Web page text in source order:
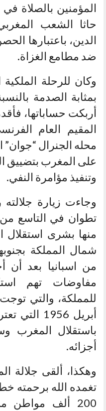
المؤمنين بالصلاة
حاثا الشعب
الدين، باعتبارها
ضد مطامع الغزاة.
وكان للرحلة
بمثابة الصدمة
أربكت حساباتها،
المقيم العام
محله الجنرال
على المغرب بتضييق
وتنفيذ مؤامرة النفي.
وجاءت زيارة جلالته
منها بشرى استقلال
شمال المملكة
من اسبانيا بعد أن
مفاوضات تهم
أبريل
باستقلال المغرب
أجزائه.
وهكذا، ألقى جلالة
تغمده الله برحمته
200 ألف